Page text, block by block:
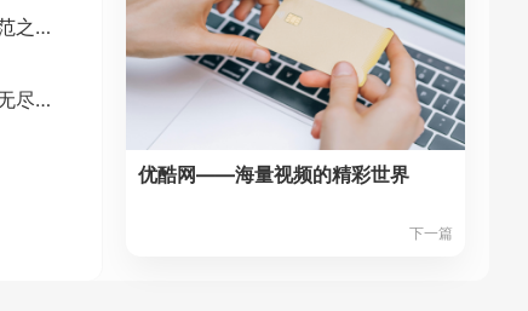
盒马鲜生：新零售的典范之作
百度文库：文档资源的无尽宝藏
优酷网——海量视频的精彩世界
下一篇